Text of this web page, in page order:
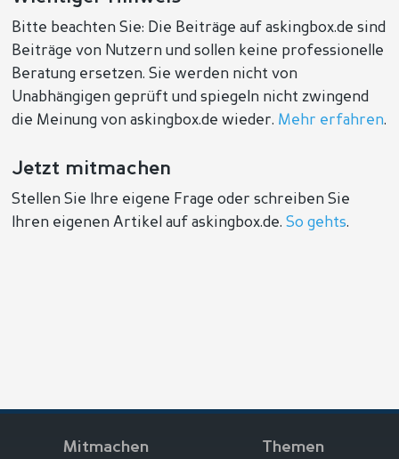
Bitte beachten Sie: Die Beiträge auf askingbox.de sind
Beiträge von Nutzern und sollen keine professionelle
Beratung ersetzen. Sie werden nicht von
Unabhängigen geprüft und spiegeln nicht zwingend
die Meinung von askingbox.de wieder. Mehr erfahren.
Jetzt mitmachen
Stellen Sie Ihre eigene Frage oder schreiben Sie
Ihren eigenen Artikel auf askingbox.de.So gehts.
Mitmachen Themen